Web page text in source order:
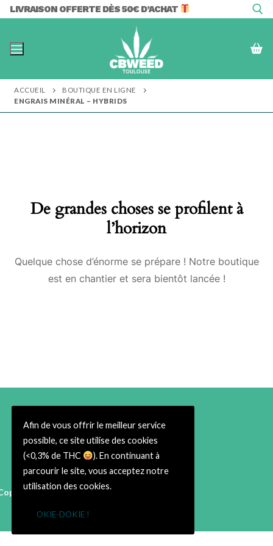
Aller
contenu
LIVRAISON OFFERTE DÈS 50€ D’ACHAT
Rechercher :
ACCUEIL
BOUTIQUE EN LIGNE
ENGRAIS MINÉRAL – HYBRIDS
De grandes choses se profilent à
l’horizon
Quelque chose d’énorme se prépare ! Notre boutique
est en chantier et sera bientôt lancée !
© 2026 Cbweed Shop Toulouse
Afin de vous offrir le meilleur service
possible, ce site utilise des cookies
(<0,3% de THC
). En continuant à
parcourir le site, vous acceptez notre
utilisation des cookies.
OKIE-DOKIE !